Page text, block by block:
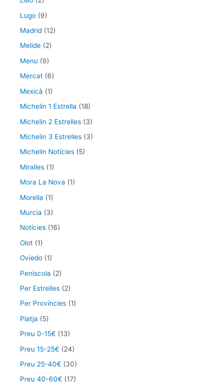
Lugo (9)
Madrid (12)
Melide (2)
Menu (9)
Mercat (6)
Mexicà (1)
Michelin 1 Estrella (18)
Michelin 2 Estrelles (3)
Michelin 3 Estrelles (3)
Michelin Notícies (5)
Miralles (1)
Mora La Nova (1)
Morella (1)
Murcia (3)
Notícies (16)
Olot (1)
Oviedo (1)
Peníscola (2)
Per Estrelles (2)
Per Províncies (1)
Platja (5)
Preu 0-15€ (13)
Preu 15-25€ (24)
Preu 25-40€ (30)
Preu 40-60€ (17)